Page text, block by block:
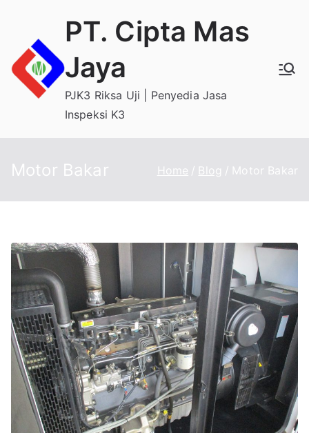
content
PT. Cipta Mas
Jaya
PJK3 Riksa Uji | Penyedia Jasa
Inspeksi K3
Motor Bakar Home Blog Motor Bakar